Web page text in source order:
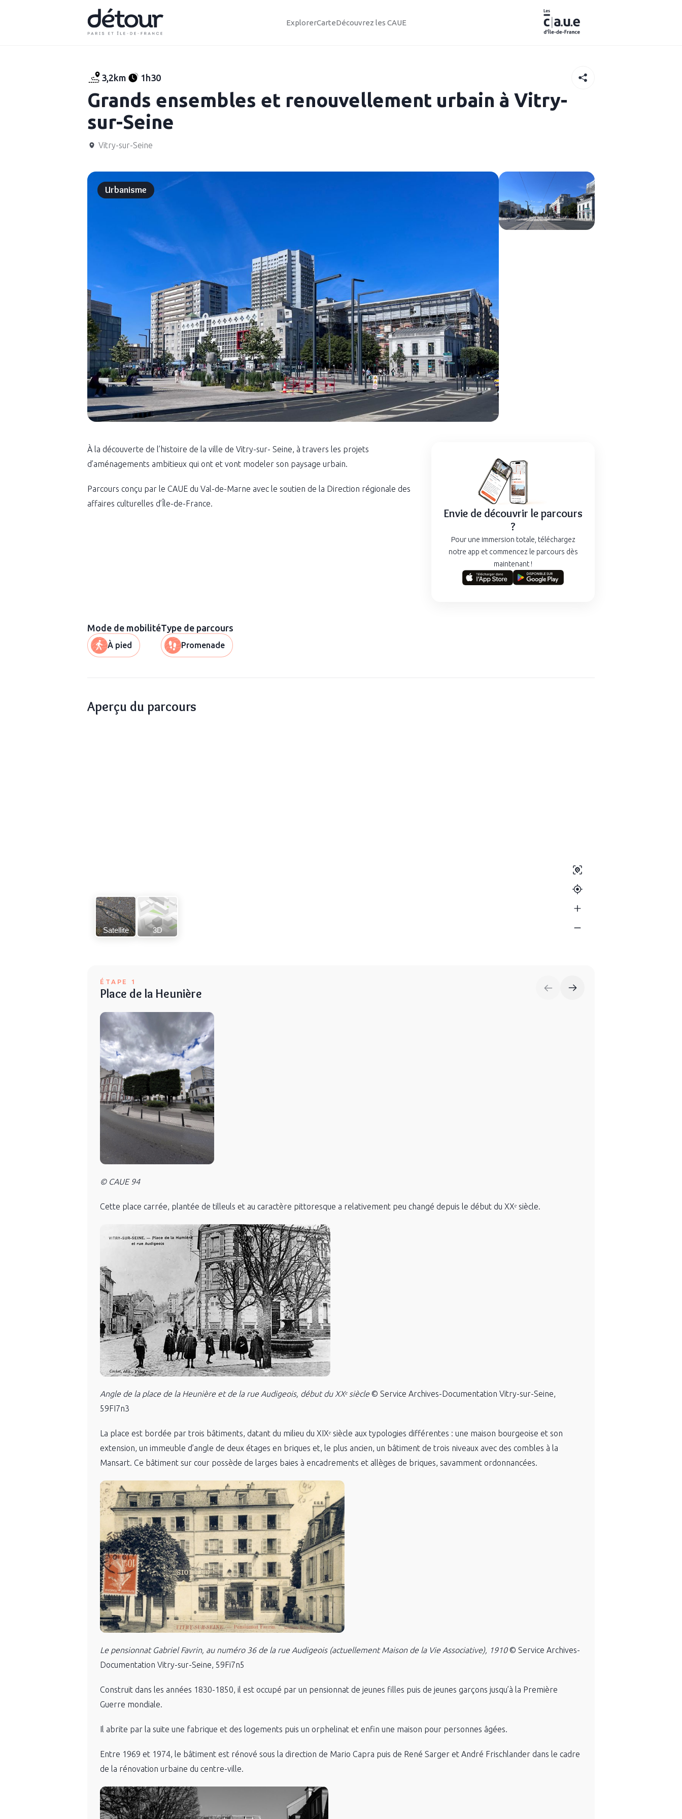
ExplorerCarteDécouvrez les CAUE
3,2km 1h30
Grands ensembles et renouvellement urbain à Vitry-
sur-Seine
Vitry-sur-Seine
Urbanisme
À la découverte de l’histoire de la ville de Vitry-sur- Seine, à travers les projets
d’aménagements ambitieux qui ont et vont modeler son paysage urbain.
Parcours conçu par le CAUE du Val-de-Marne avec le soutien de la Direction régionale des
affaires culturelles d’Île-de-France.
Envie de découvrir le parcours
?
Pour une immersion totale, téléchargez
notre app et commencez le parcours dès
maintenant !
Mode de mobilité
À pied
Type de parcours
Promenade
Aperçu du parcours
Satellite 3D
ÉTAPE 1
Place de la Heunière
© CAUE 94
Cette place carrée, plantée de tilleuls et au caractère pittoresque a relativement peu changé depuis le début du XXᵉ siècle.
Angle de la place de la Heunière et de la rue Audigeois, début du XXᵉ siècle© Service Archives-Documentation Vitry-sur-Seine,
59FI7n3
La place est bordée par trois bâtiments, datant du milieu du XIXᵉ siècle aux typologies différentes : une maison bourgeoise et son
extension, un immeuble d’angle de deux étages en briques et, le plus ancien, un bâtiment de trois niveaux avec des combles à la
Mansart. Ce bâtiment sur cour possède de larges baies à encadrements et allèges de briques, savamment ordonnancées.
Le pensionnat Gabriel Favrin, au numéro 36 de la rue Audigeois (actuellement Maison de la Vie Associative), 1910© Service Archives-
Documentation Vitry-sur-Seine, 59Fi7n5
Construit dans les années 1830-1850, il est occupé par un pensionnat de jeunes filles puis de jeunes garçons jusqu’à la Première
Guerre mondiale.
Il abrite par la suite une fabrique et des logements puis un orphelinat et enfin une maison pour personnes âgées.
Entre 1969 et 1974, le bâtiment est rénové sous la direction de Mario Capra puis de René Sarger et André Frischlander dans le cadre
de la rénovation urbaine du centre-ville.